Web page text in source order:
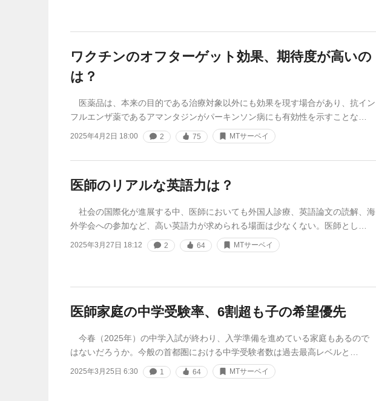
ワクチンのオフターゲット効果、期待度が高いの
は？
医薬品は、本来の目的である治療対象以外にも効果を現す場合があり、抗イン
フルエンザ薬であるアマンタジンがパーキンソン病にも有効性を示すことな…
2025年4月2日 18:00 2 75 MTサーベイ
医師のリアルな英語力は？
社会の国際化が進展する中、医師においても外国人診療、英語論文の読解、海
外学会への参加など、高い英語力が求められる場面は少なくない。医師とし…
2025年3月27日 18:12 2 64 MTサーベイ
医師家庭の中学受験率、6割超も子の希望優先
今春（2025年）の中学入試が終わり、入学準備を進めている家庭もあるので
はないだろうか。今般の首都圏における中学受験者数は過去最高レベルと…
2025年3月25日 6:30 1 64 MTサーベイ